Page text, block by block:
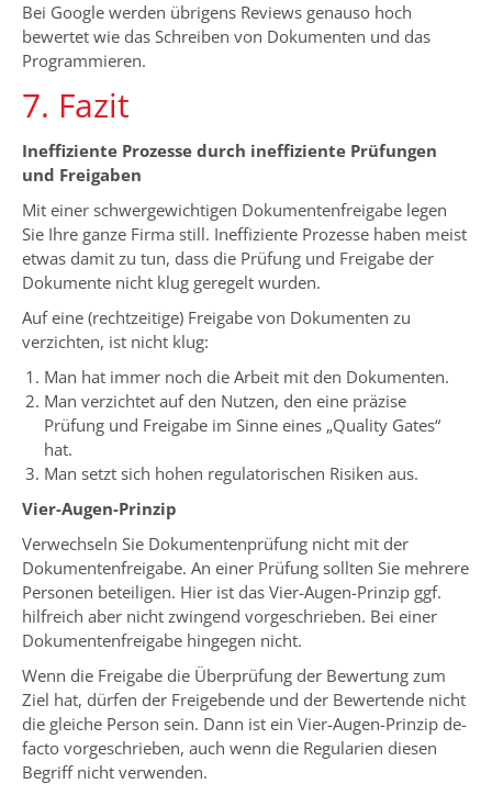
Bei Google werden übrigens Reviews genauso hoch
bewertet wie das Schreiben von Dokumenten und das
Programmieren.
7. Fazit
Ineffiziente Prozesse durch ineffiziente Prüfungen
und Freigaben
Mit einer schwergewichtigen Dokumentenfreigabe legen
Sie Ihre ganze Firma still. Ineffiziente Prozesse haben meist
etwas damit zu tun, dass die Prüfung und Freigabe der
Dokumente nicht klug geregelt wurden.
Auf eine (rechtzeitige) Freigabe von Dokumenten zu
verzichten, ist nicht klug:
Man hat immer noch die Arbeit mit den Dokumenten.
Man verzichtet auf den Nutzen, den eine präzise
Prüfung und Freigabe im Sinne eines „Quality Gates“
hat.
Man setzt sich hohen regulatorischen Risiken aus.
Vier-Augen-Prinzip
Verwechseln Sie Dokumentenprüfung nicht mit der
Dokumentenfreigabe. An einer Prüfung sollten Sie mehrere
Personen beteiligen. Hier ist das Vier-Augen-Prinzip ggf.
hilfreich aber nicht zwingend vorgeschrieben. Bei einer
Dokumentenfreigabe hingegen nicht.
Wenn die Freigabe die Überprüfung der Bewertung zum
Ziel hat, dürfen der Freigebende und der Bewertende nicht
die gleiche Person sein. Dann ist ein Vier-Augen-Prinzip de-
facto vorgeschrieben, auch wenn die Regularien diesen
Begriff nicht verwenden.